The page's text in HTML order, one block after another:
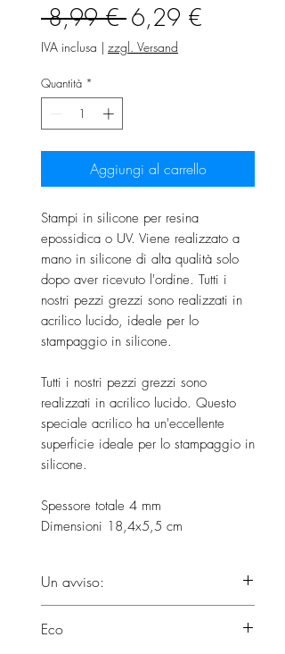
8,99 € Prezzo
regolare
6,29 €
IVA inclusa | zzgl. Versand
Quantità *
Aggiungi al carrello
Stampi in silicone per resina
epossidica o UV. Viene realizzato a
mano in silicone di alta qualità solo
dopo aver ricevuto l'ordine. Tutti i
nostri pezzi grezzi sono realizzati in
acrilico lucido, ideale per lo
stampaggio in silicone.
Tutti i nostri pezzi grezzi sono
realizzati in acrilico lucido. Questo
speciale acrilico ha un'eccellente
superficie ideale per lo stampaggio in
silicone.
Spessore totale 4 mm
Dimensioni 18,4x5,5 cm
Un avviso:
prodotti non arriveranno prima della
Eco